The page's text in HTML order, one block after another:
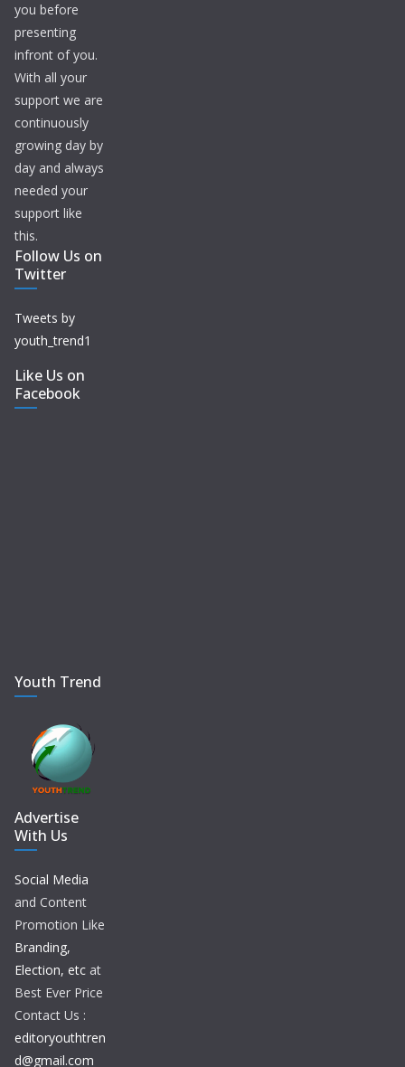
you before
presenting
infront of you.
With all your
support we are
continuously
growing day by
day and always
needed your
support like
this.
Follow Us on
Twitter
Tweets by
youth_trend1
Like Us on
Facebook
Youth Trend
Advertise
With Us
Social Media
and Content
Promotion Like
Branding,
Election, etc at
Best Ever Price
Contact Us :
editoryouthtren
d@gmail.com